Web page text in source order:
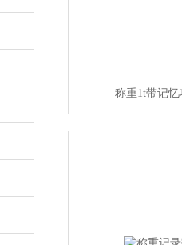
称重1t带记